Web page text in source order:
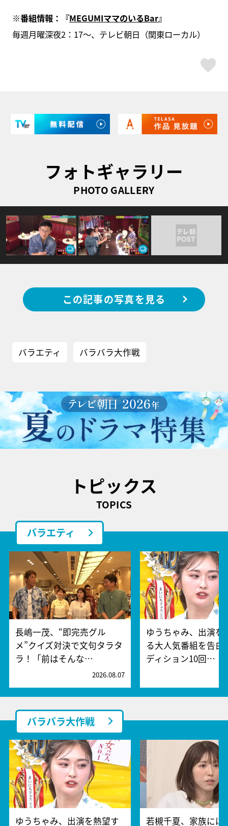
※番組情報：『MEGUMIママのいるBar』
毎週月曜深夜2：17～、テレビ朝日（関東ローカル）
フォトギャラリー
PHOTO GALLERY
この記事の写真を見る
バラエティ バラバラ大作戦
トピックス
TOPICS
バラエティ
長嶋一茂、“即完売グル
メ”クイズ対決で文句タラタ
ラ！「前はそんな…
2026.08.07
ゆうちゃみ、出演を
る大人気番組を告白
ディション10回…
バラバラ大作戦
ゆうちゃみ、出演を熱望す 若槻千夏、家族には